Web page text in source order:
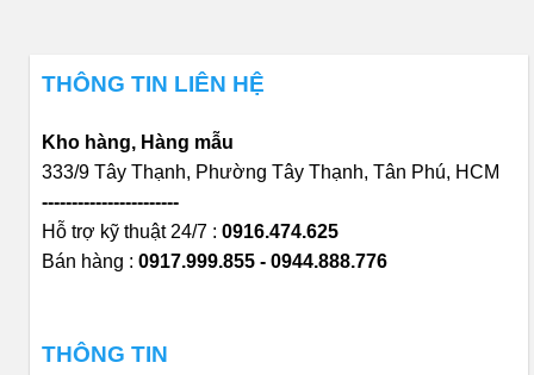
THÔNG TIN LIÊN HỆ
Kho hàng, Hàng mẫu
333/9 Tây Thạnh, Phường Tây Thạnh, Tân Phú, HCM
-----------------------
Hỗ trợ kỹ thuật 24/7 : 0916.474.625
Bán hàng : 0917.999.855 - 0944.888.776
THÔNG TIN